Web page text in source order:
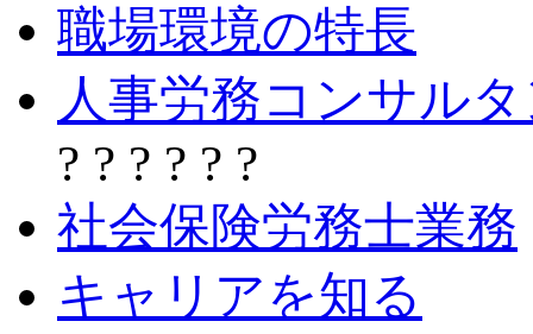
職場環境の特長
人事労務コンサル
? ? ? ? ? ?
社会保険労務士業務
キャリアを知る